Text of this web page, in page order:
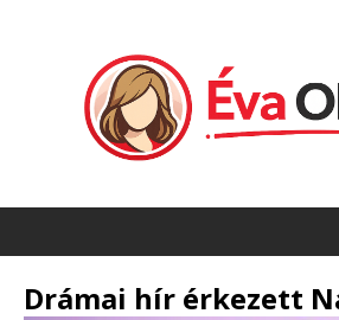
Drámai hír érkezett